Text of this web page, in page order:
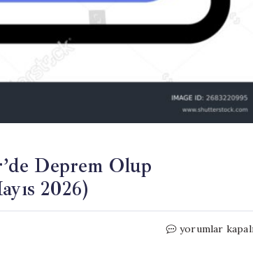
Deprem Olup
2026)
GÜNÜN
yorumlar